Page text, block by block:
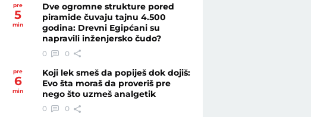
pre
5
min
Dve ogromne strukture pored
piramide čuvaju tajnu 4.500
godina: Drevni Egipćani su
napravili inženjersko čudo?
0 0
pre
6
min
Koji lek smeš da popiješ dok dojiš:
Evo šta moraš da proveriš pre
nego što uzmeš analgetik
0 0